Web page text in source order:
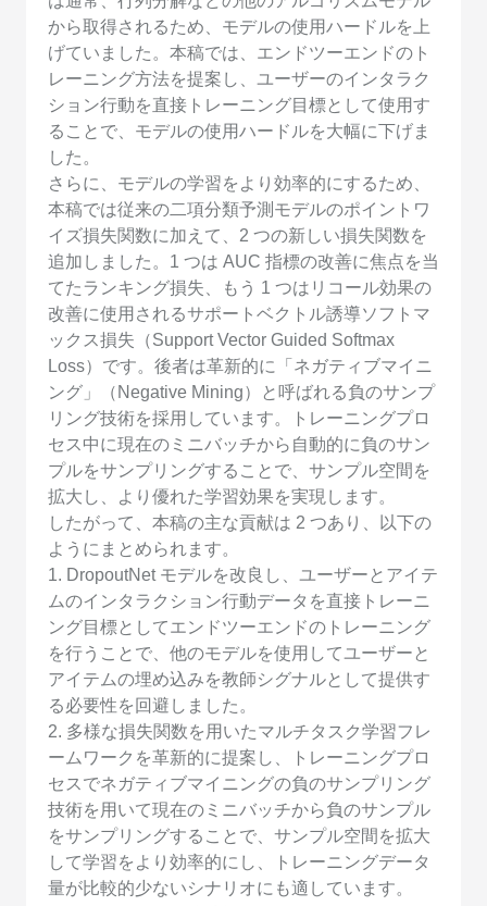
から取得されるため、モデルの使用ハードルを上
げていました。本稿では、エンドツーエンドのト
レーニング方法を提案し、ユーザーのインタラク
ション行動を直接トレーニング目標として使用す
ることで、モデルの使用ハードルを大幅に下げま
した。
さらに、モデルの学習をより効率的にするため、
本稿では従来の二項分類予測モデルのポイントワ
イズ損失関数に加えて、2 つの新しい損失関数を
追加しました。1 つは AUC 指標の改善に焦点を当
てたランキング損失、もう 1 つはリコール効果の
改善に使用されるサポートベクトル誘導ソフトマ
ックス損失（Support Vector Guided Softmax
Loss）です。後者は革新的に「ネガティブマイニ
ング」（Negative Mining）と呼ばれる負のサンプ
リング技術を採用しています。トレーニングプロ
セス中に現在のミニバッチから自動的に負のサン
プルをサンプリングすることで、サンプル空間を
拡大し、より優れた学習効果を実現します。
したがって、本稿の主な貢献は 2 つあり、以下の
ようにまとめられます。
1. DropoutNet モデルを改良し、ユーザーとアイテ
ムのインタラクション行動データを直接トレーニ
ング目標としてエンドツーエンドのトレーニング
を行うことで、他のモデルを使用してユーザーと
アイテムの埋め込みを教師シグナルとして提供す
る必要性を回避しました。
2. 多様な損失関数を用いたマルチタスク学習フレ
ームワークを革新的に提案し、トレーニングプロ
セスでネガティブマイニングの負のサンプリング
技術を用いて現在のミニバッチから負のサンプル
をサンプリングすることで、サンプル空間を拡大
して学習をより効率的にし、トレーニングデータ
量が比較的少ないシナリオにも適しています。